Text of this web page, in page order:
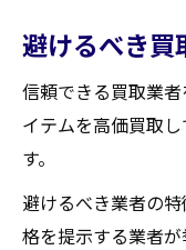
避けるべき買
信頼できる買取業
イテムを高価買取
す。
避けるべき業者の
格を提示する業者が